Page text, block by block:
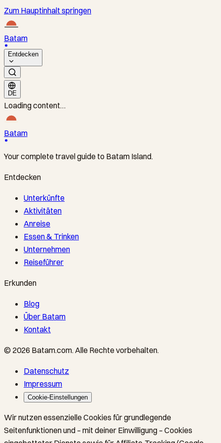
Zum Hauptinhalt springen
Batam
Entdecken
DE
Loading content…
Batam
Your complete travel guide to Batam Island.
Entdecken
Unterkünfte
Aktivitäten
Anreise
Essen & Trinken
Unternehmen
Reiseführer
Erkunden
Blog
Über Batam
Kontakt
© 2026 Batam.com.Alle Rechte vorbehalten.
Datenschutz
Impressum
Cookie-Einstellungen
Wir nutzen essenzielle Cookies für grundlegende
Seitenfunktionen und – mit deiner Einwilligung – Cookies